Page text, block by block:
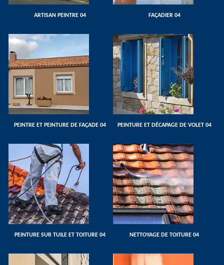
ARTISAN PEINTRE 04 FAÇADIER 04
PEINTRE ET PEINTURE DE FAÇADE 04 PEINTURE ET DÉCAPAGE DE VOLET 04
PEINTURE SUR TUILE ET TOITURE 04 NETTOYAGE DE TOITURE 04